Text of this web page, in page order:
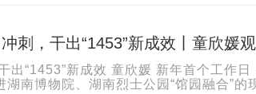
刺，干出“1453”新成效丨童欣媛
出“1453”新成效 童欣媛 新年首个工作日
湖南博物院、湖南烈士公园“馆园融合”的